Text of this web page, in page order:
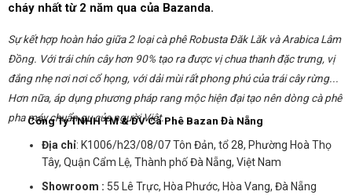
cháy nhất từ 2 năm qua của Bazanda.
Sự kết hợp hoàn hảo giữa 2 loại cà phê Robusta Đăk Lăk và Arabica Lâm
Đồng. Với trái chín cây hơn 90% tạo ra được vị chua thanh đặc trưng, vị
đắng nhẹ nơi nơi cổ họng, với dải mùi rất phong phú của trái cây rừng...
Hơn nữa, áp dụng phương pháp rang mộc hiện đại tạo nên dòng cà phê
pha máy chuẩn gu của người Việt...
Công Ty TNHH TM & DV Cà Phê Bazan Đà Nẵng
Địa chỉ: K1006/h23/08/07 Tôn Đản, tổ 28, Phường Hoà Thọ
Tây, Quận Cẩm Lệ, Thành phố Đà Nẵng, Việt Nam
Showroom : 55 Lê Trực, Hòa Phước, Hòa Vang, Đà Nẵng